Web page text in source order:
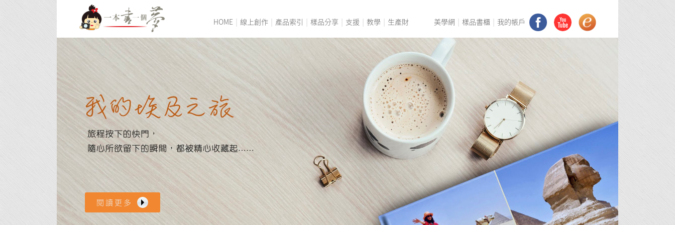
HOME 線上創作 產品索引 樣品分享 支援 教學 生產財 美學網 樣品書櫃 我的帳戶
我的埃及旅遊
旅程按下的快門，
隨心所欲留下的瞬間，都被精心收藏
閱讀更多